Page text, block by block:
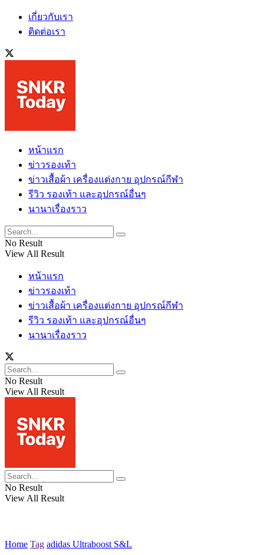
เกี่ยวกับเรา
ติดต่อเรา
หน้าแรก
ข่าวรองเท้า
ข่าวเสื้อผ้า เครื่องแต่งกาย อุปกรณ์กีฬา
รีวิว รองเท้า และอุปกรณ์อื่นๆ
นานาเรื่องราว
No Result
View All Result
หน้าแรก
ข่าวรองเท้า
ข่าวเสื้อผ้า เครื่องแต่งกาย อุปกรณ์กีฬา
รีวิว รองเท้า และอุปกรณ์อื่นๆ
นานาเรื่องราว
No Result
View All Result
No Result
View All Result
Home Tag adidas Ultraboost S&L